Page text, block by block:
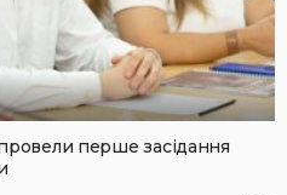
перше засідання